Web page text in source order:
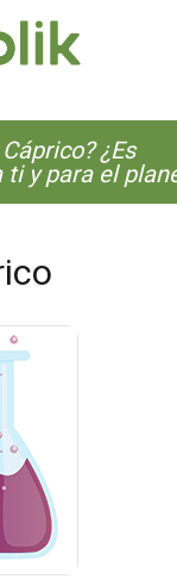
EN ES
¿Es
ti y para el